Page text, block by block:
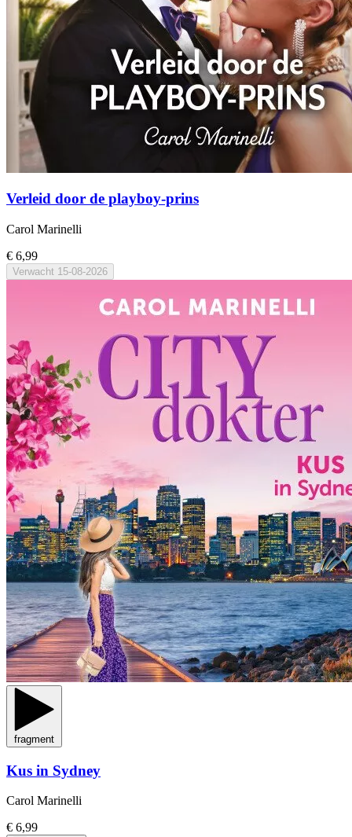
Verleid door de playboy-prins
Carol Marinelli
€ 6,99
Verwacht 15-08-2026
fragment
Kus in Sydney
Carol Marinelli
€ 6,99